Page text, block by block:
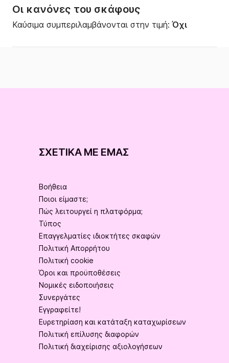
Οι κανόνες του σκάφους
Καύσιμα συμπεριλαμβάνονται στην τιμή:Όχι
ΣΧΕΤΙΚΆ ΜΕ ΕΜΆΣ
Βοήθεια
Ποιοι είμαστε;
Πώς λειτουργεί η πλατφόρμα;
Τύπος
Επαγγελματίες ιδιοκτήτες σκαφών
Πολιτική Απορρήτου
Πολιτική cookie
Όροι και προϋποθέσεις
Νομικές ειδοποιήσεις
Συνεργάτες
Εγγραφείτε!
Ευρετηρίαση και κατάταξη καταχωρίσεων
Πολιτική επίλυσης διαφορών
Πολιτική διαχείρισης αξιολογήσεων